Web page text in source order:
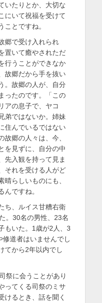
いたりとか、大切な
にいて祝福を受けて
ことですね。
郷で受け入れられ
置いて癒やされただ
行うことができなか
故郷だから手を抜い
。故郷の人が、自分
ったのです。「この
アの息子で、ヤコ
弟ではないか。姉妹
住んでいるではない
故郷の人々は、今、
を見ずに、自分の中
先入観を持って見ま
それを受ける人がど
晴らしいものにも、
んですね。
ち、ルイス甘糟右衛
。30名の男性、23名
もいた。1歳が2人、3
道者はいませんでし
てから2年以内でし
祭に会うことがあり
ってくる司祭のミサ
けるとき、話を聞く